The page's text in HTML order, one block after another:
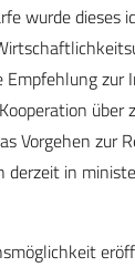
wurde dieses
zur
über
Vorgehen zur
derzeit in